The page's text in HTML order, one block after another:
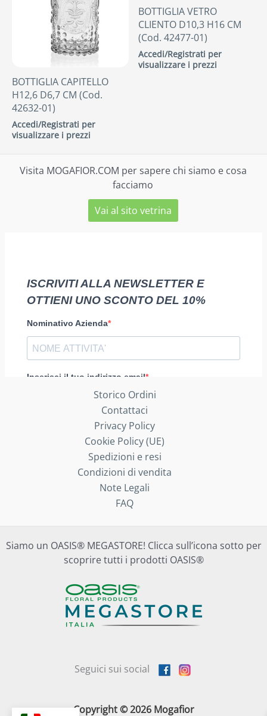
BOTTIGLIA VETRO
CLIENTO D10,3 H16 CM
(Cod. 42477-01)
Accedi/Registrati per
visualizzare i prezzi
BOTTIGLIA CAPITELLO
H12,6 D6,7 CM (Cod.
42632-01)
Accedi/Registrati per
visualizzare i prezzi
Visita MOGAFIOR.COM per sapere chi siamo e cosa
facciamo
Vai al sito vetrina
Storico Ordini
Contattaci
Privacy Policy
Cookie Policy (UE)
Spedizioni e resi
Condizioni di vendita
Note Legali
FAQ
Siamo un OASIS® MEGASTORE! Clicca sull’icona sotto per
scoprire tutti i prodotti OASIS®
Seguici sui social
Copyright © 2026 Mogafior